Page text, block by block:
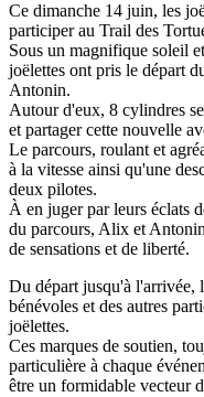
Ce dimanche 14 juin, les
participer au Trail des
Sous un magnifique soleil
joëlettes ont pris le départ
Antonin.
Autour d'eux, 8 cylindres
et partager cette nouvelle
Le parcours, roulant et
à la vitesse ainsi qu'une
deux pilotes.
À en juger par leurs éclats
du parcours, Alix et
de sensations et de liberté.
Du départ jusqu'à l'arrivée,
bénévoles et des autres
joëlettes.
Ces marques de soutien,
particulière à chaque
être un formidable vecteur